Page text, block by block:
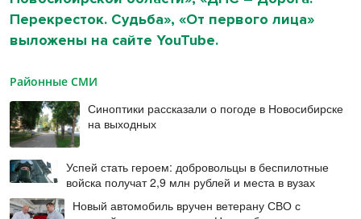
Перекресток. Судьба», «От первого лица»
выложены на сайте YouTube.
Районные СМИ
Синоптики рассказали о погоде в Новосибирске
на выходных
Успей стать героем: добровольцы в беспилотные
войска получат 2,9 млн рублей и места в вузах
Новый автомобиль вручен ветерану СВО с